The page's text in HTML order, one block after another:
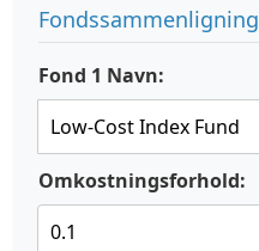
Fondssammenligning
Fond 1 Navn:
Omkostningsforhold: